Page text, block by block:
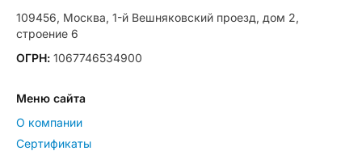
109456, Москва, 1-й Вешняковский проезд, дом 2,
строение 6
ОГРН: 1067746534900
Меню сайта
О компании
Сертификаты